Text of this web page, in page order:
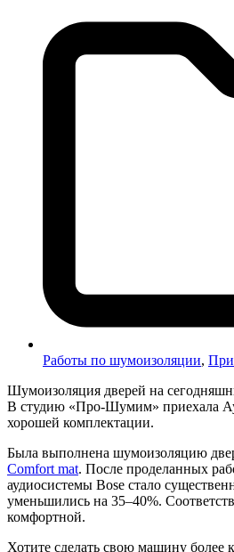
Работы по шумоизоляции,
Шумоизоляция дверей на
В студию «Про-Шумим» приехала
хорошей комплектации.
Была выполнена шумоизоляцию
Comfort mat. После проделанных
аудиосистемы Bose стало
уменьшились на 35–40%.
комфортной.
Хотите сделать свою машину более